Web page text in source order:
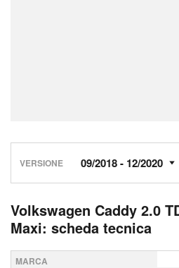
VERSIONE
Volkswagen Caddy 2.0
Maxi: scheda tecnica
MARCA